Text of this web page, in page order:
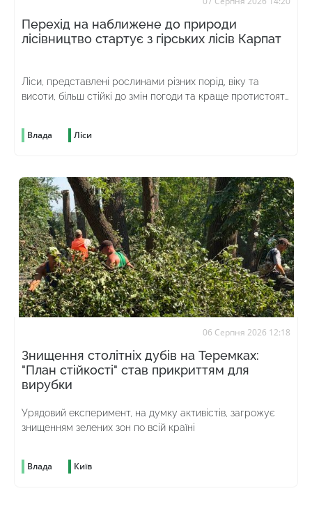
Перехід на наближене до природи
лісівництво стартує з гірських лісів Карпат
Ліси, представлені рослинами різних порід, віку та
висоти, більш стійкі до змін погоди та краще протистоять
Влада Ліси
06 Серпня 2026 12:18
Знищення столітніх дубів на Теремках:
"План стійкості" став прикриттям для
вирубки
Урядовий експеримент, на думку активістів, загрожує
знищенням зелених зон по всій країні
Влада Київ